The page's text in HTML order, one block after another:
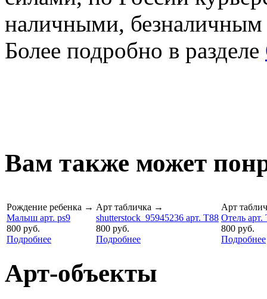
наличными,
Более подробно в разделе
Вам также может
Рождение ребенка →
Малыш арт. ps9
800 руб.
Подробнее
Арт табличка →
shutterstock_95945236 арт. T88
800 руб.
Подробнее
Арт
Отель арт.
800 руб.
Подробнее
Арт-объекты